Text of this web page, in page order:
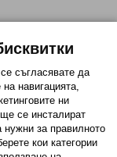
съгласявате да
навигацията,
ни
се инсталират
нужни за правилното
кои категории